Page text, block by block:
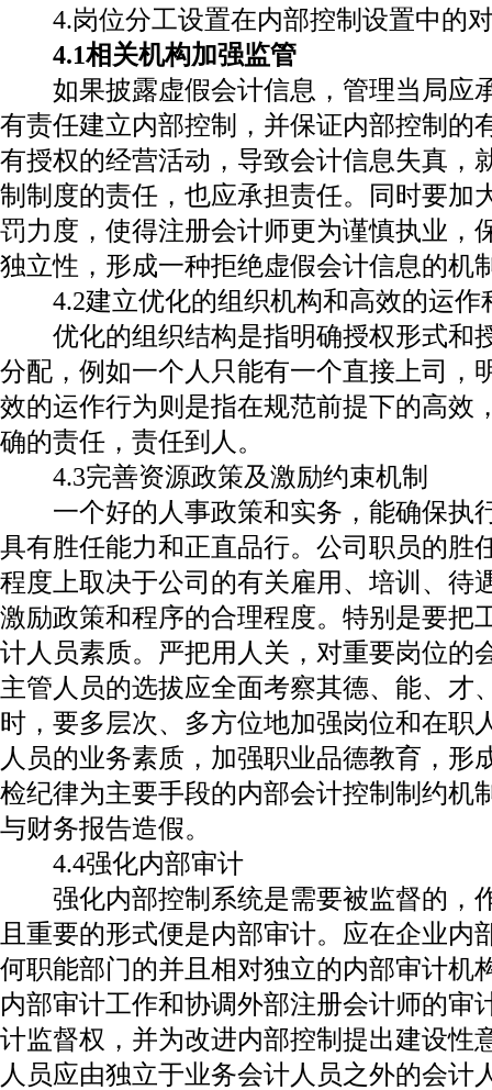
4.岗位分工设置在内部控制设置中的
4.1相关机构加强监管
如果披露虚假会计信息，管理当局应
有责任建立内部控制，并保证内部控制的
有授权的经营活动，导致会计信息失真，
制制度的责任，也应承担责任。同时要加
罚力度，使得注册会计师更为谨慎执业，
独立性，形成一种拒绝虚假会计信息的机
4.2建立优化的组织机构和高效的运作
优化的组织结构是指明确授权形式和
分配，例如一个人只能有一个直接上司，
效的运作行为则是指在规范前提下的高效
确的责任，责任到人。
4.3完善资源政策及激励约束机制
一个好的人事政策和实务，能确保执
具有胜任能力和正直品行。公司职员的胜
程度上取决于公司的有关雇用、培训、待
激励政策和程序的合理程度。特别是要把
计人员素质。严把用人关，对重要岗位的
主管人员的选拔应全面考察其德、能、才
时，要多层次、多方位地加强岗位和在职
人员的业务素质，加强职业品德教育，形
检纪律为主要手段的内部会计控制制约机
与财务报告造假。
4.4强化内部审计
强化内部控制系统是需要被监督的，
且重要的形式便是内部审计。应在企业内
何职能部门的并且相对独立的内部审计机
内部审计工作和协调外部注册会计师的审
计监督权，并为改进内部控制提出建设性
人员应由独立于业务会计人员之外的会计